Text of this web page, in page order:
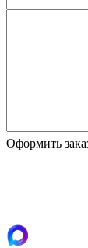
Оформить